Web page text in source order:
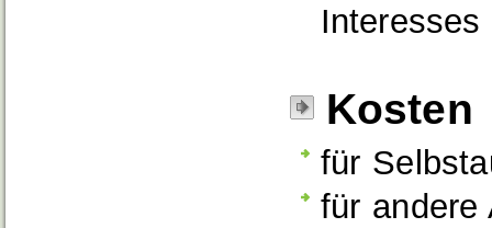
Interesses
Kosten
für
für andere